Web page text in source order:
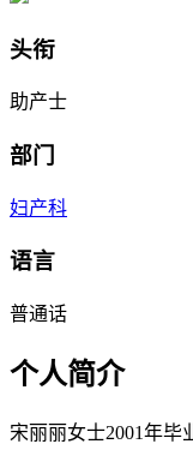
头衔
助产士
部门
妇产科
语言
普通话
个人简介
宋丽丽女士2001年毕